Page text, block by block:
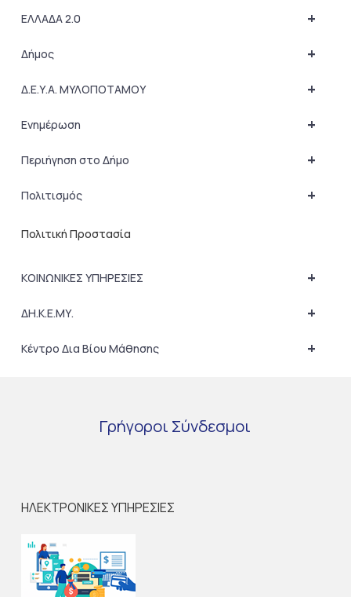
+
ΕΛΛΑΔΑ 2.0
+
Δήμος
+
Δ.Ε.Υ.Α. ΜΥΛΟΠΟΤΑΜΟΥ
+
Ενημέρωση
+
Περιήγηση στο Δήμο
+
Πολιτισμός
Πολιτική Προστασία
+
ΚΟΙΝΩΝΙΚΕΣ ΥΠΗΡΕΣΙΕΣ
+
ΔΗ.Κ.Ε.ΜΥ.
+
Κέντρο Δια Βίου Μάθησης
Γρήγοροι Σύνδεσμοι
ΗΛΕΚΤΡΟΝΙΚΕΣ ΥΠΗΡΕΣΙΕΣ